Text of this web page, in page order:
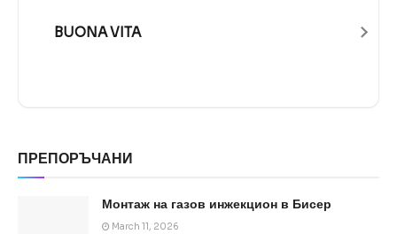
BUONA VITA
ПРЕПОРЪЧАНИ
Монтаж на газов инжекцион в Бисер
March 11, 2026